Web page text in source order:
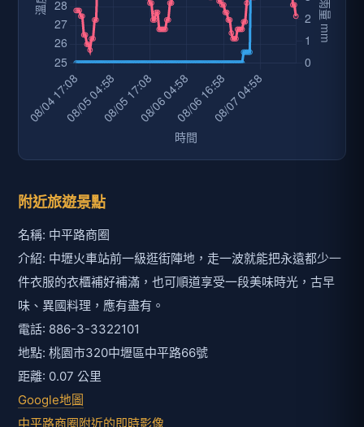
附近旅遊景點
名稱: 中平路商圈
介紹: 中壢火車站前一級逛街陣地，走一波就能把永遠都少一
件衣服的衣櫃補好補滿，也可順道享受一段美味時光，古早
味、異國料理，應有盡有。
電話: 886-3-3322101
地點: 桃園市320中壢區中平路66號
距離: 0.07 公里
Google地圖
中平路商圈附近的即時影像